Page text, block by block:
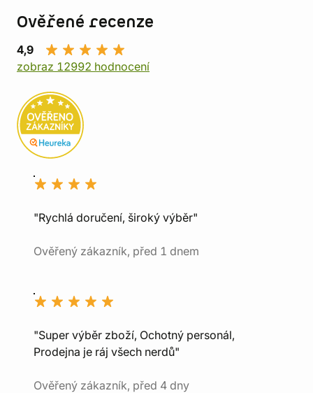
Ověřené recenze
4,9
zobraz 12992 hodnocení
"Rychlá doručení, široký výběr"
Ověřený zákazník, před 1 dnem
"Super výběr zboží, Ochotný personál,
Prodejna je ráj všech nerdů"
Ověřený zákazník, před 4 dny